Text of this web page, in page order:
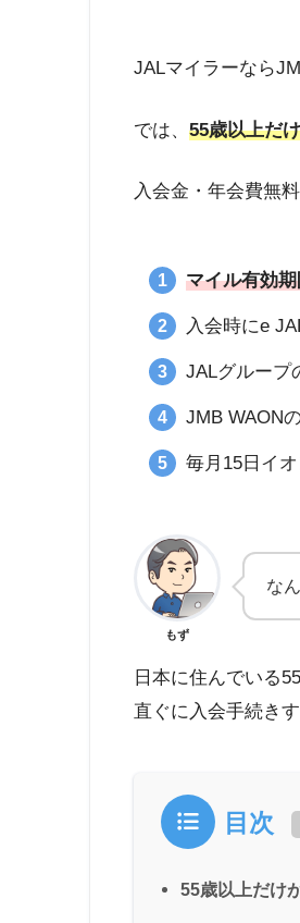
JALマイラーなら
では、 55歳以上だ
入会金・年会費無
マイル有効
入会時にe
JALグループ
JMB WAON
毎月15日イ
もず
な
日本に住んでいる
直ぐに入会手続き
目次
55歳以上だけ